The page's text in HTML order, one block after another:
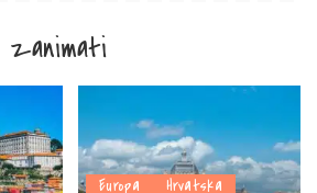
zanimati
Europa
Hrvatska